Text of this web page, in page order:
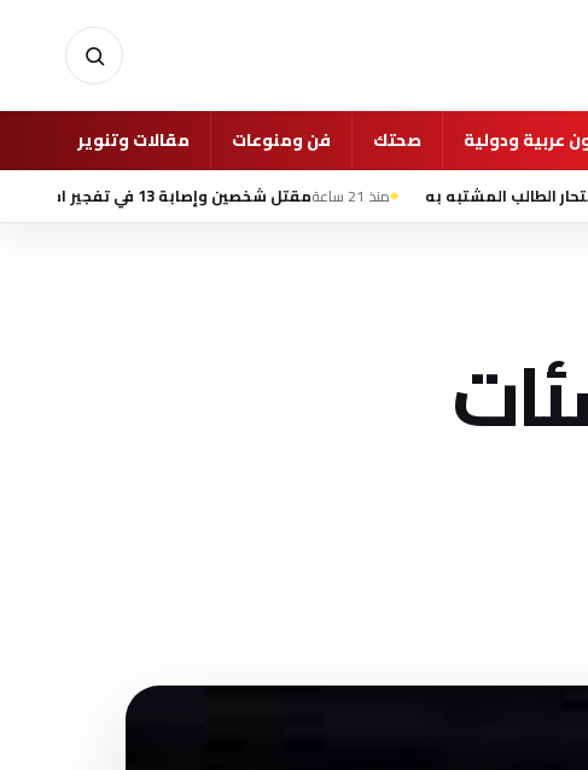
عربية ودولية صحتك فن ومنوعات مقالات وتنوير
منذ 21 ساعة مقتل شخصين وإصابة 13 في تفجير استهدف حافلة ركاب بمدينة جرمانا السورية